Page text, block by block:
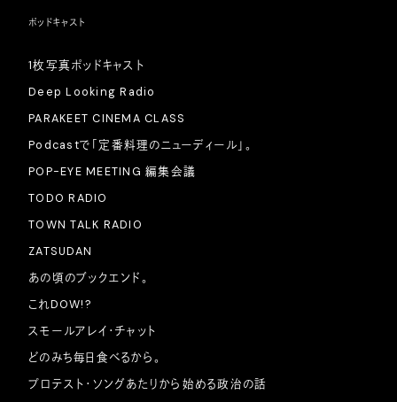
ポッドキャスト
1枚写真ポッドキャスト
Deep Looking Radio
PARAKEET CINEMA CLASS
Podcastで「定番料理のニューディール」。
POP-EYE MEETING 編集会議
TODO RADIO
TOWN TALK RADIO
ZATSUDAN
あの頃のブックエンド。
これDOW!?
スモールアレイ・チャット
どのみち毎日食べるから。
プロテスト・ソングあたりから始める政治の話